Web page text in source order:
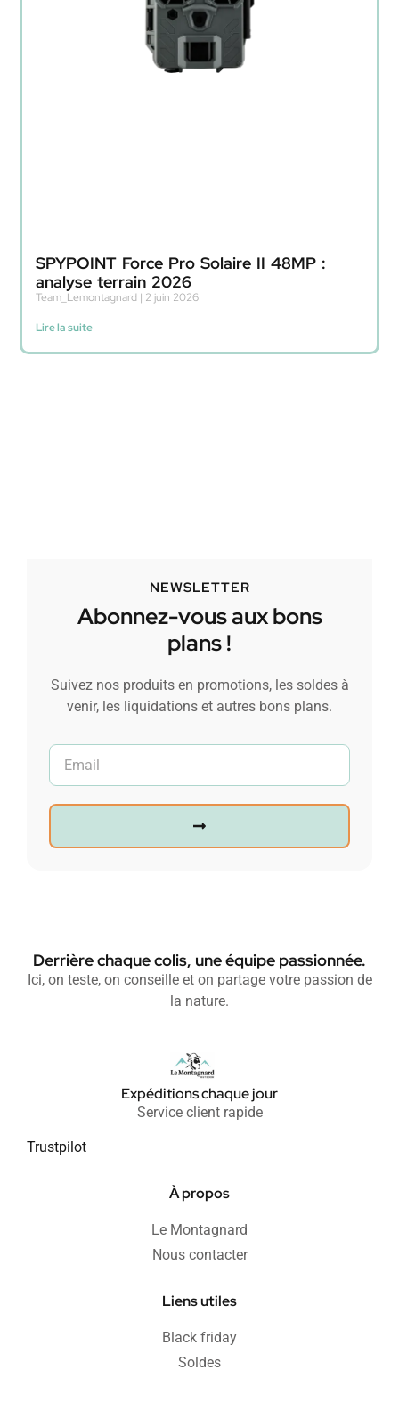
SPYPOINT Force Pro Solaire II 48MP :
analyse terrain 2026
Team_Lemontagnard 2 juin 2026
Lire la suite
NEWSLETTER
Abonnez-vous aux bons
plans !
Suivez nos produits en promotions, les soldes à
venir, les liquidations et autres bons plans.
Derrière chaque colis, une équipe passionnée.
Ici, on teste, on conseille et on partage votre passion de
la nature.
Expéditions chaque jour
Service client rapide
Trustpilot
À propos
Le Montagnard
Nous contacter
Liens utiles
Black friday
Soldes